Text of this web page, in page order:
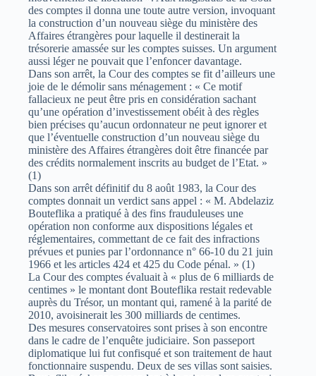
des comptes il donna une toute autre version, invoquant
la construction d’un nouveau siège du ministère des
Affaires étrangères pour laquelle il destinerait la
trésorerie amassée sur les comptes suisses. Un argument
aussi léger ne pouvait que l’enfoncer davantage.
Dans son arrêt, la Cour des comptes se fit d’ailleurs une
joie de le démolir sans ménagement : « Ce motif
fallacieux ne peut être pris en considération sachant
qu’une opération d’investissement obéit à des règles
bien précises qu’aucun ordonnateur ne peut ignorer et
que l’éventuelle construction d’un nouveau siège du
ministère des Affaires étrangères doit être financée par
des crédits normalement inscrits au budget de l’Etat. »
(1)
Dans son arrêt définitif du 8 août 1983, la Cour des
comptes donnait un verdict sans appel : « M. Abdelaziz
Bouteflika a pratiqué à des fins frauduleuses une
opération non conforme aux dispositions légales et
réglementaires, commettant de ce fait des infractions
prévues et punies par l’ordonnance n° 66-10 du 21 juin
1966 et les articles 424 et 425 du Code pénal. » (1)
La Cour des comptes évaluait à « plus de 6 milliards de
centimes » le montant dont Bouteflika restait redevable
auprès du Trésor, un montant qui, ramené à la parité de
2010, avoisinerait les 300 milliards de centimes.
Des mesures conservatoires sont prises à son encontre
dans le cadre de l’enquête judiciaire. Son passeport
diplomatique lui fut confisqué et son traitement de haut
fonctionnaire suspendu. Deux de ses villas sont saisies.